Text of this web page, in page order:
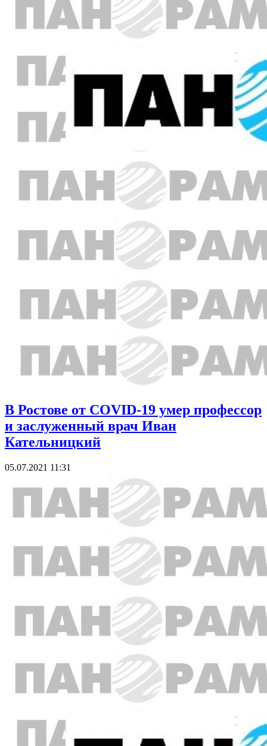
В Ростове от COVID-19 умер профессор
и заслуженный врач Иван
Кательницкий
05.07.2021 11:31